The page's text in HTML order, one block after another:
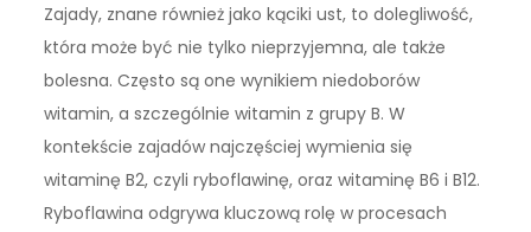
Zajady, znane również jako kąciki ust, to dolegliwość,
która może być nie tylko nieprzyjemna, ale także
bolesna. Często są one wynikiem niedoborów
witamin, a szczególnie witamin z grupy B. W
kontekście zajadów najczęściej wymienia się
witaminę B2, czyli ryboflawinę, oraz witaminę B6 i B12.
Ryboflawina odgrywa kluczową rolę w procesach